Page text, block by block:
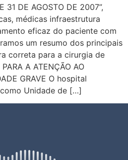
31 DE AGOSTO DE 2007”,
médicas infraestrutura
eficaz do paciente com
um resumo dos principais
correta para a cirurgia de
A ATENÇÃO AO
GRAVE O hospital
Unidade de […]